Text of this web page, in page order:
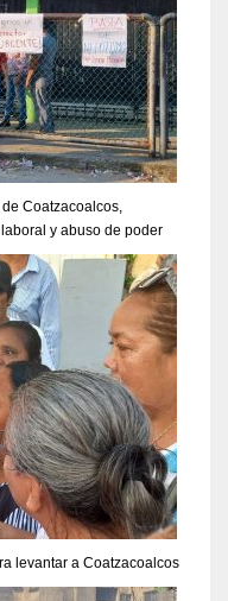
Coatzacoalcos,
y abuso de poder
levantar a Coatzacoalcos